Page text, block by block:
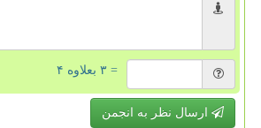
= ۳ بعلاوه ۴
ارسال نظر به انجمن